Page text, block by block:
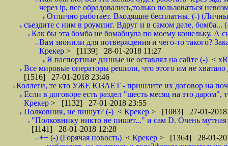
через ip, все обрадовались,только пользоваться
Отлично работает. Входящие бесплатны. (-)
съездите с ним в роуминг. Вдруг и в самом деле, бомба...
Как бы эта бомба не бомабнула по моему кошельку. А
Вам звонили для потверждения и чего-то такого?
Крекер > [1139] 28-01-2018 11:27
Я паспортные данные не оставлял на сайте (-) <
Все мировые операторы решили, что этого им не
[1516] 27-01-2018 23:46
Коллеги, те кто УЖЕ ЮЗАЕТ - пришлите их договор на
Если в договоре есть раздел "шесть месяц на это даром",
Крекер > [1132] 27-01-2018 23:55
Полковник, не пишут? (-) < Крекер > [1083] 27-01-2018
"Полковнику никто не пишет..." и сам D. Очень
[1141] 28-01-2018 12:28
++ (-) (Горячая новость) < Крекер > [1364] 28-01-